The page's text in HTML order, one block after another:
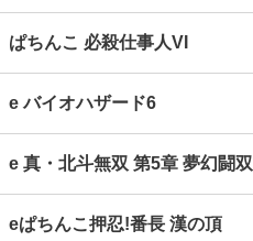
ぱちんこ 必殺仕事人VI
e バイオハザード6
e 真・北斗無双 第5章 夢幻闘双
eぱちんこ押忍!番長 漢の頂